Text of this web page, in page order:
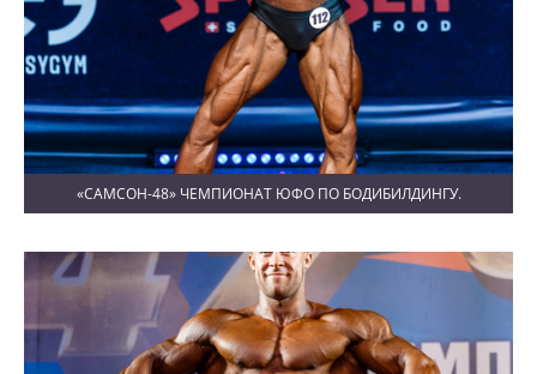
«САМСОН-48» ЧЕМПИОНАТ ЮФО ПО БОДИБИЛДИНГУ.